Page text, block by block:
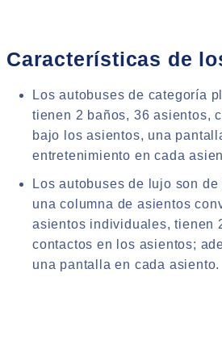
Características de
Los autobuses de categoría
tienen 2 baños, 36 asientos,
bajo los asientos, una
entretenimiento en cada
Los autobuses de lujo son
una columna de asientos
asientos individuales, tienen
contactos en los asientos;
una pantalla en cada asiento.